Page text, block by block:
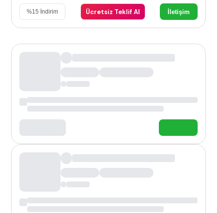
%15 İndirim Ücretsiz Teklif Al İletişim